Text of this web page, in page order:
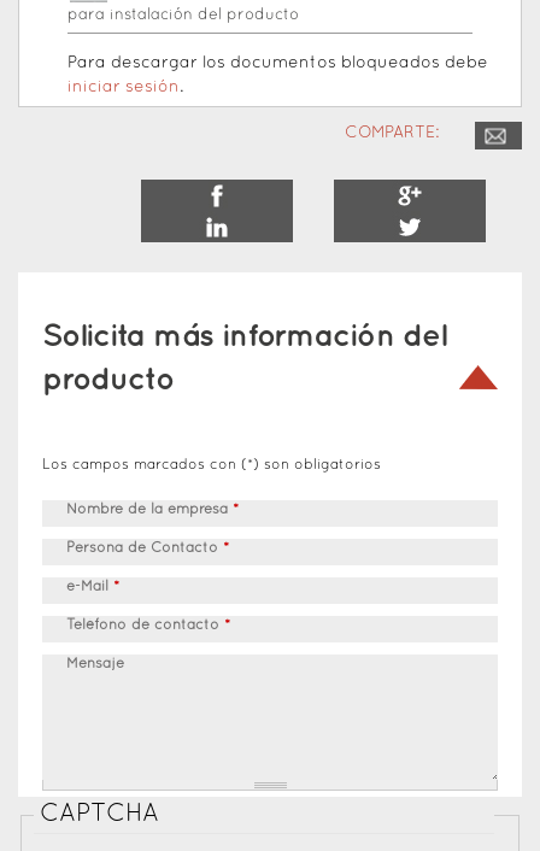
para instalación del producto
Para descargar los documentos bloqueados debe
iniciar sesión .
COMPARTE:
Solicita más información del
producto
Los campos marcados con (*) son obligatorios
Nombre de la empresa *
Persona de Contacto *
e-Mail *
Teléfono de contacto *
Mensaje
CAPTCHA